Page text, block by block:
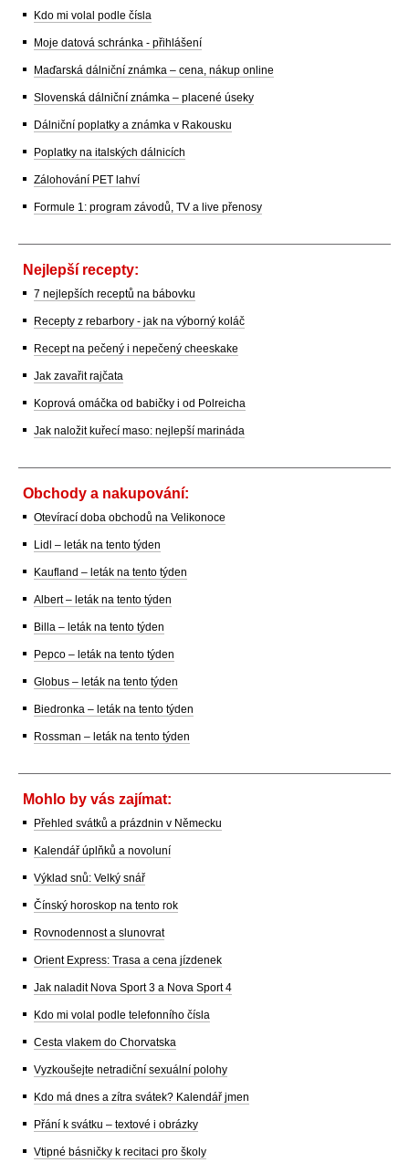
Kdo mi volal podle čísla
Moje datová schránka - přihlášení
Maďarská dálniční známka – cena, nákup online
Slovenská dálniční známka – placené úseky
Dálniční poplatky a známka v Rakousku
Poplatky na italských dálnicích
Zálohování PET lahví
Formule 1: program závodů, TV a live přenosy
Nejlepší recepty:
7 nejlepších receptů na bábovku
Recepty z rebarbory - jak na výborný koláč
Recept na pečený i nepečený cheeskake
Jak zavařit rajčata
Koprová omáčka od babičky i od Polreicha
Jak naložit kuřecí maso: nejlepší marináda
Obchody a nakupování:
Otevírací doba obchodů na Velikonoce
Lidl – leták na tento týden
Kaufland – leták na tento týden
Albert – leták na tento týden
Billa – leták na tento týden
Pepco – leták na tento týden
Globus – leták na tento týden
Biedronka – leták na tento týden
Rossman – leták na tento týden
Mohlo by vás zajímat:
Přehled svátků a prázdnin v Německu
Kalendář úplňků a novoluní
Výklad snů: Velký snář
Čínský horoskop na tento rok
Rovnodennost a slunovrat
Orient Express: Trasa a cena jízdenek
Jak naladit Nova Sport 3 a Nova Sport 4
Kdo mi volal podle telefonního čísla
Cesta vlakem do Chorvatska
Vyzkoušejte netradiční sexuální polohy
Kdo má dnes a zítra svátek? Kalendář jmen
Přání k svátku – textové i obrázky
Vtipné básničky k recitaci pro školy